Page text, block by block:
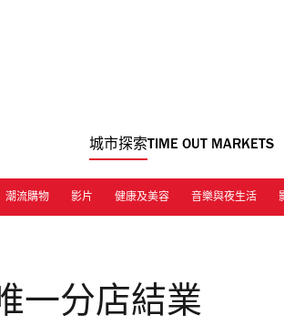
城市探索TIME OUT MARKETS
潮流購物 影片 健康及美容 音樂與夜生活
一分店結業